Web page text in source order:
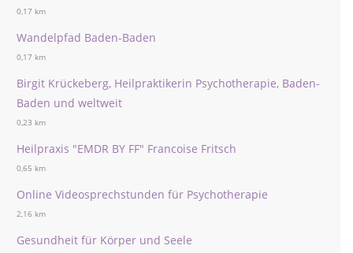
0,17 km
Wandelpfad Baden-Baden
0,17 km
Birgit Krückeberg, Heilpraktikerin Psychotherapie, Baden-
Baden und weltweit
0,23 km
Heilpraxis "EMDR BY FF" Francoise Fritsch
0,65 km
Online Videosprechstunden für Psychotherapie
2,16 km
Gesundheit für Körper und Seele